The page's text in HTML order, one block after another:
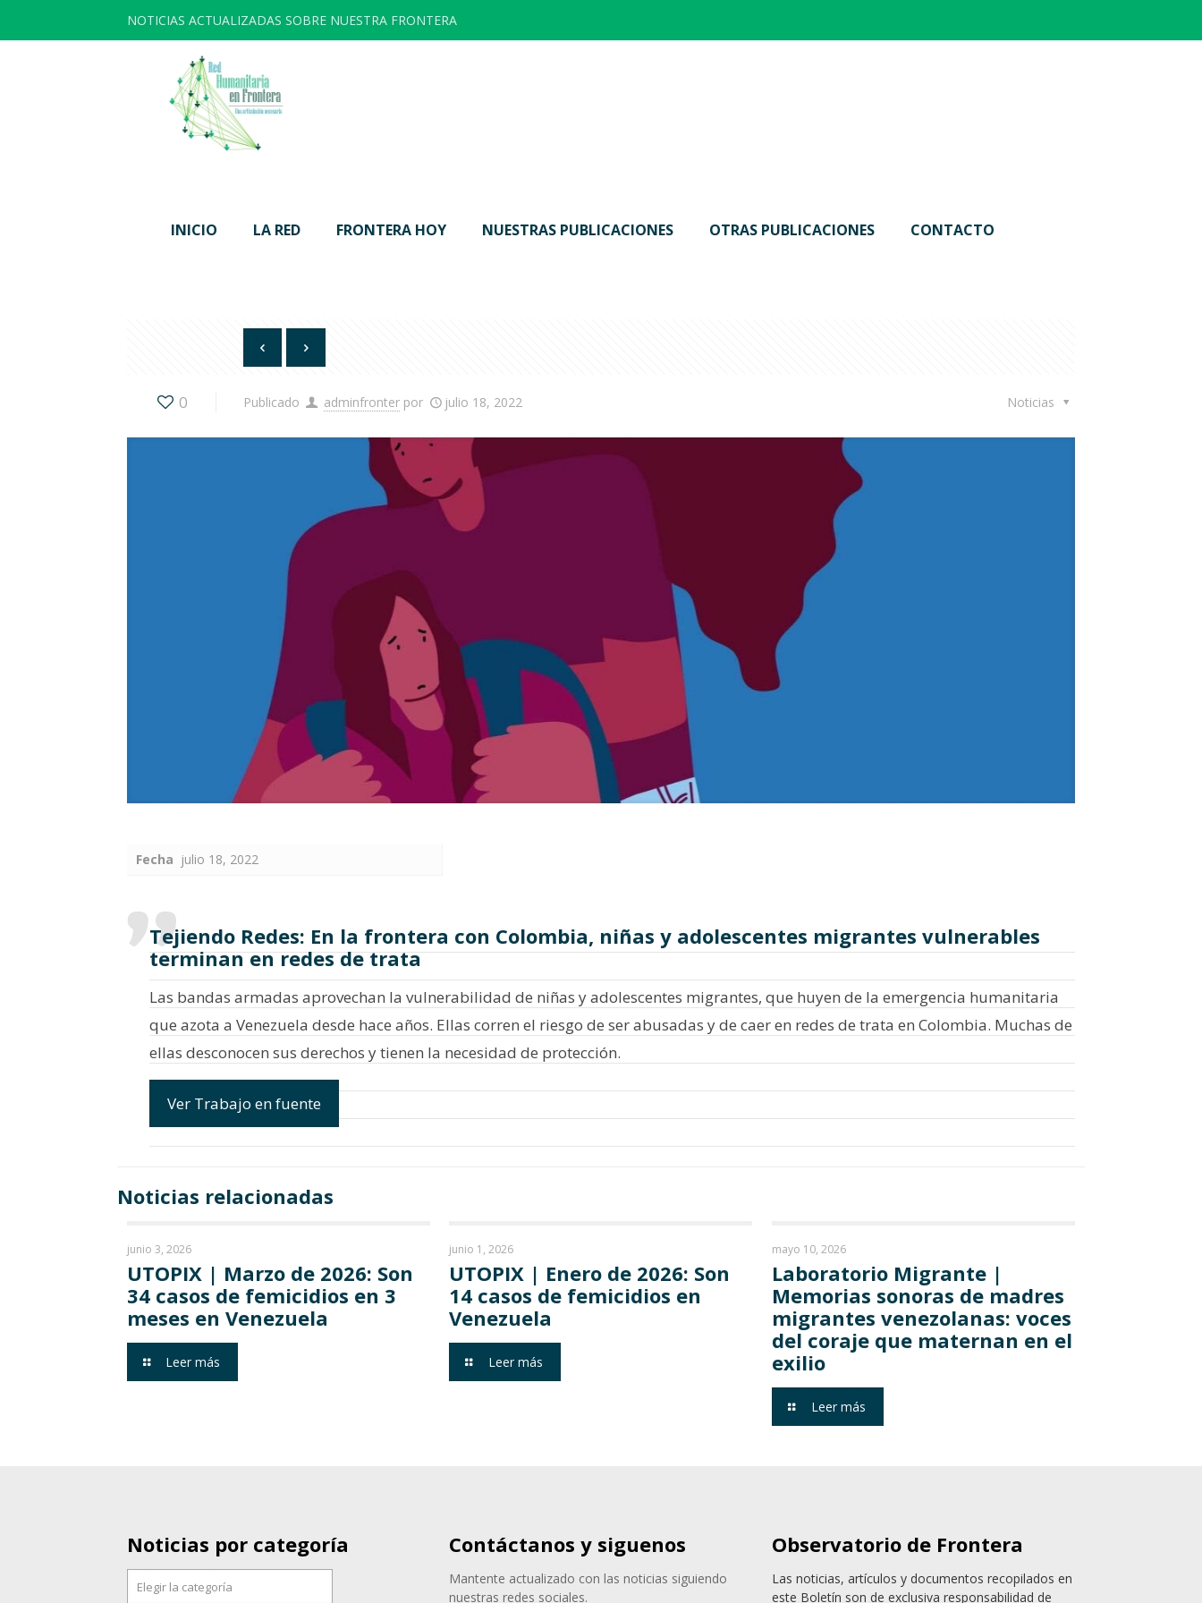
NOTICIAS ACTUALIZADAS SOBRE NUESTRA FRONTERA
INICIO LA RED FRONTERA HOY NUESTRAS PUBLICACIONES OTRAS PUBLICACIONES CONTACTO
0 Publicado adminfronter por julio 18, 2022 Noticias
Fecha julio 18, 2022
Tejiendo Redes: En la frontera con Colombia, niñas y adolescentes migrantes vulnerables
terminan en redes de trata
Las bandas armadas aprovechan la vulnerabilidad de niñas y adolescentes migrantes, que huyen de la emergencia humanitaria
que azota a Venezuela desde hace años. Ellas corren el riesgo de ser abusadas y de caer en redes de trata en Colombia. Muchas de
ellas desconocen sus derechos y tienen la necesidad de protección.
Ver Trabajo en fuente
Noticias relacionadas
junio 3, 2026
UTOPIX | Marzo de 2026: Son
34 casos de femicidios en 3
meses en Venezuela
Leer más
junio 1, 2026
UTOPIX | Enero de 2026: Son
14 casos de femicidios en
Venezuela
Leer más
mayo 10, 2026
Laboratorio Migrante |
Memorias sonoras de madres
migrantes venezolanas: voces
del coraje que maternan en el
exilio
Leer más
Noticias por categoría
por
Contáctanos y siguenos
Mantente actualizado con las noticias siguiendo
nuestras redes sociales.
Observatorio de Frontera
Las noticias, artículos y documentos recopilados en
este Boletín son de exclusiva responsabilidad de